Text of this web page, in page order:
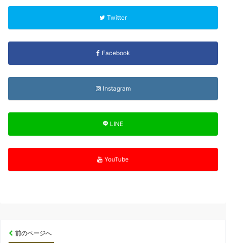
Twitter
Facebook
Instagram
LINE
YouTube
前のページへ